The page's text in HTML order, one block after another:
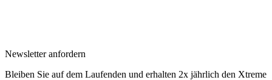
Newsletter anfordern
Bleiben Sie auf dem Laufenden und erhalten 2x jährlich den Xtreme